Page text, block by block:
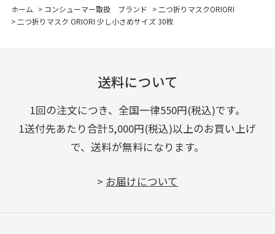
ホーム > コンシューマー取扱 ブランド > 二つ折りマスクORIORI
> 二つ折りマスク ORIORI 少し小さめサイズ 30枚
送料について
1回の注文につき、全国一律550円(税込)です。
1送付先あたり合計5,000円(税込)以上のお買い上げ
で、送料が無料になります。
> お届けについて